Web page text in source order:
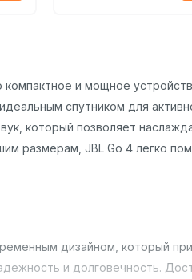
и мощное
спутником для
который позволяет
размерам, JBL Go 4 легко
дизайном, который
и долговечность.